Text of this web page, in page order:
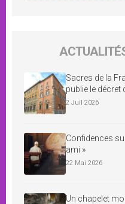
Sacres de la
publie le
2 Juil 2026
Confidences
ami »
22 Mai 2026
Un chapelet